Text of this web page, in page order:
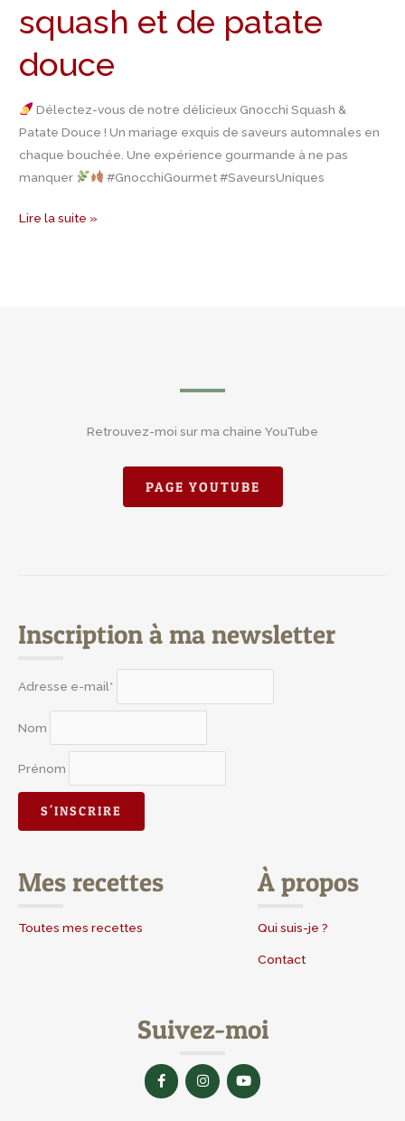
squash et de patate
douce
Délectez-vous de notre délicieux Gnocchi Squash &
Patate Douce ! Un mariage exquis de saveurs automnales en
chaque bouchée. Une expérience gourmande à ne pas
manquer
#GnocchiGourmet #SaveursUniques
Lire la suite »
Retrouvez-moi sur ma chaine YouTube
PAGE YOUTUBE
Inscription à ma newsletter
Adresse e-mail*
Nom
Prénom
Mes recettes
Toutes mes recettes
À propos
Qui suis-je ?
Contact
Suivez-moi
F
a
c
I
n
s
Y
o
u